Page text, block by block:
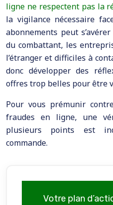
ligne ne respectent pas la
la vigilance nécessaire
abonnements peut
du combattant, les
l’étranger et difficiles à
donc développer des
offres trop belles pour être
Pour vous prémunir
fraudes en ligne, une
plusieurs points est
commande.
Votre plan